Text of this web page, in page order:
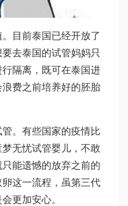
目前泰国已经开放了
去泰国的试管妈妈只
隔离，既可在泰国进
费之前培养好的胚胎
。有些国家的疫情比
梦无忧试管婴儿 ，不敢
能遗憾的放弃之前的
这一流程，虽第三代
更加安心。